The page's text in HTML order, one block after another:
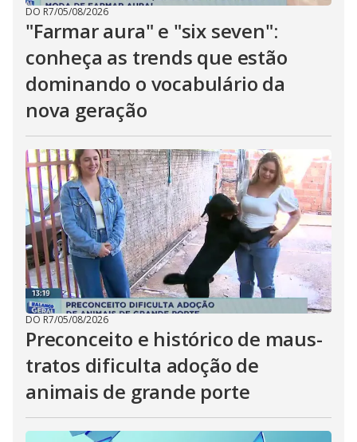
DO R7/05/08/2026
"Farmar aura" e "six seven":
conheça as trends que estão
dominando o vocabulário da
nova geração
DO R7/05/08/2026
Preconceito e histórico de maus-
tratos dificulta adoção de
animais de grande porte